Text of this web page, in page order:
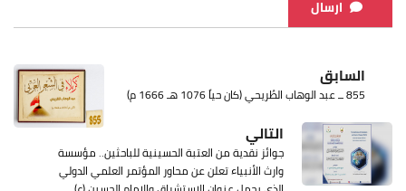
ارسال
السابق
855 ــ عبد الوهاب الطُريحي (كان حياً 1076 هـ 1666 م)
التالي
جوائز نقدية من العتبة الحسينية للباحثين.. مؤسسة
وارث الأنبياء تعلن عن محاور المؤتمر العلمي الدولي